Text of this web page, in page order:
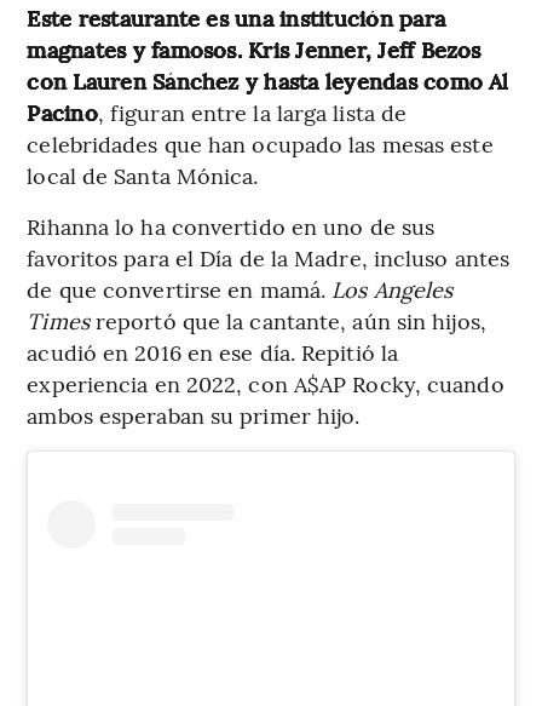
Este restaurante es una institución para
magnates y famosos. Kris Jenner, Jeff Bezos
con Lauren Sánchez y hasta leyendas como Al
Pacino, figuran entre la larga lista de
celebridades que han ocupado las mesas este
local de Santa Mónica.
Rihanna lo ha convertido en uno de sus
favoritos para el Día de la Madre, incluso antes
de que convertirse en mamá. Los Angeles
Timesreportó que la cantante, aún sin hijos,
acudió en 2016 en ese día. Repitió la
experiencia en 2022, con A$AP Rocky, cuando
ambos esperaban su primer hijo.